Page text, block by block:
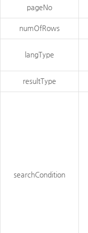
pageNo
numOfRows
langType
resultType
searchCondition